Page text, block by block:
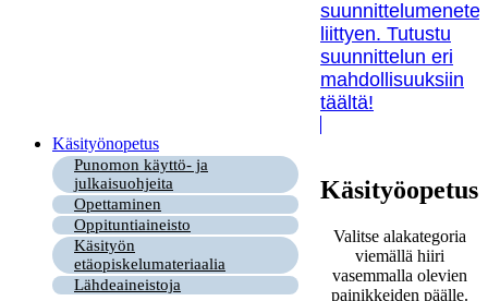
liittyen. Tutustu
suunnittelun eri
mahdollisuuksiin
täältä!
Käsityönopetus
Punomon käyttö- ja
julkaisuohjeita
Opettaminen
Oppituntiaineisto
Käsityön
etäopiskelumateriaalia
Lähdeaineistoja
Käsityöopetus
Valitse alakategoria
viemällä hiiri
vasemmalla olevien
painikkeiden päälle.